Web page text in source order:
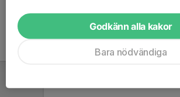
Godkänn alla kakor
Bara nödvändiga